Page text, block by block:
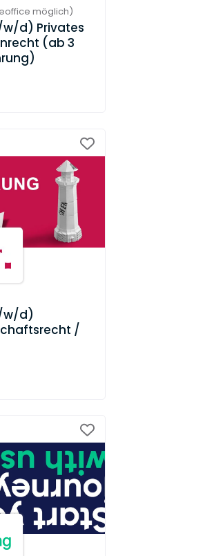
möglich)
d) Privates
(ab 3
w/d)
/
3 Jahre